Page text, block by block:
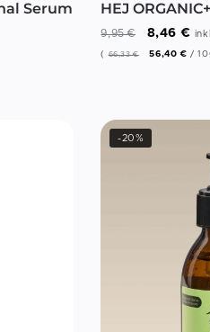
Serum HEJ
9,95€ 8,46€
(66,33€ 56,40€ /
-20%